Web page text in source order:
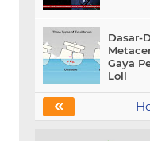
Dasar-
Gaya
Loll
«